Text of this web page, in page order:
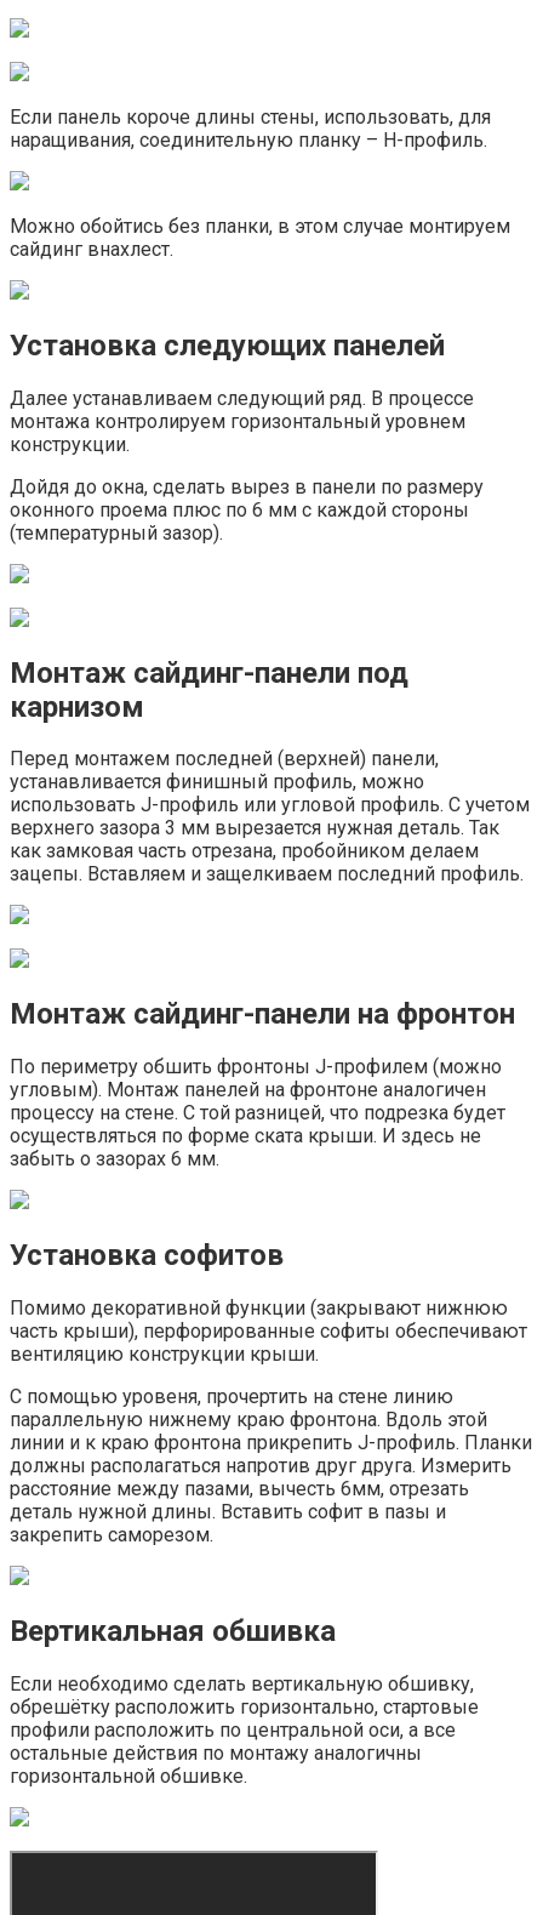
Если панель короче длины стены, использовать, для
наращивания, соединительную планку – H-профиль.
Можно обойтись без планки, в этом случае монтируем
сайдинг внахлест.
Установка следующих панелей
Далее устанавливаем следующий ряд. В процессе
монтажа контролируем горизонтальный уровнем
конструкции.
Дойдя до окна, сделать вырез в панели по размеру
оконного проема плюс по 6 мм с каждой стороны
(температурный зазор).
Монтаж сайдинг-панели под
карнизом
Перед монтажем последней (верхней) панели,
устанавливается финишный профиль, можно
использовать J-профиль или угловой профиль. С учетом
верхнего зазора 3 мм вырезается нужная деталь. Так
как замковая часть отрезана, пробойником делаем
зацепы. Вставляем и защелкиваем последний профиль.
Монтаж сайдинг-панели на фронтон
По периметру обшить фронтоны J-профилем (можно
угловым). Монтаж панелей на фронтоне аналогичен
процессу на стене. С той разницей, что подрезка будет
осуществляться по форме ската крыши. И здесь не
забыть о зазорах 6 мм.
Установка софитов
Помимо декоративной функции (закрывают нижнюю
часть крыши), перфорированные софиты обеспечивают
вентиляцию конструкции крыши.
С помощью уровеня, прочертить на стене линию
параллельную нижнему краю фронтона. Вдоль этой
линии и к краю фронтона прикрепить J-профиль. Планки
должны располагаться напротив друг друга. Измерить
расстояние между пазами, вычесть 6мм, отрезать
деталь нужной длины. Вставить софит в пазы и
закрепить саморезом.
Вертикальная обшивка
Если необходимо сделать вертикальную обшивку,
обрешётку расположить горизонтально, стартовые
профили расположить по центральной оси, а все
остальные действия по монтажу аналогичны
горизонтальной обшивке.